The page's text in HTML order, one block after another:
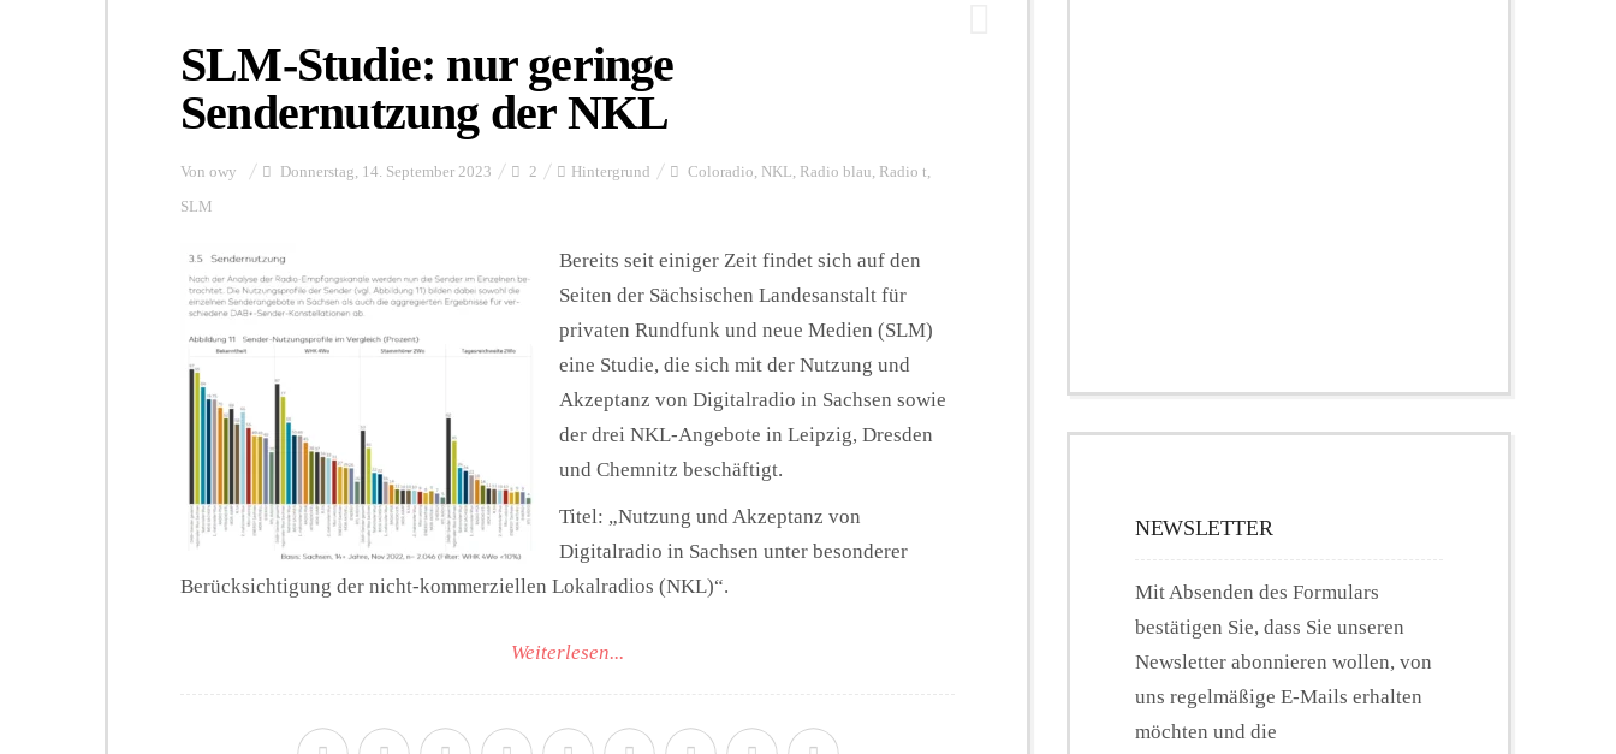
SLM-Studie: nur geringe
Sendernutzung der NKL
Von owy Donnerstag, 14. September 2023 2 Hintergrund Coloradio, NKL, Radio blau, Radio t,
SLM
Bereits seit einiger Zeit findet sich auf den
Seiten der Sächsischen Landesanstalt für
privaten Rundfunk und neue Medien (SLM)
eine Studie, die sich mit der Nutzung und
Akzeptanz von Digitalradio in Sachsen sowie
der drei NKL-Angebote in Leipzig, Dresden
und Chemnitz beschäftigt.
Titel: „Nutzung und Akzeptanz von
Digitalradio in Sachsen unter besonderer
Berücksichtigung der nicht-kommerziellen Lokalradios (NKL)“.
Weiterlesen...
NEWSLETTER
Mit Absenden des Formulars
bestätigen Sie, dass Sie unseren
Newsletter abonnieren wollen, von
uns regelmäßige E-Mails erhalten
möchten und die